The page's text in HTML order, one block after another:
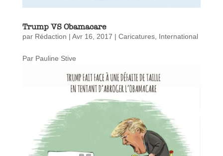
Trump VS Obamacare
par Rédaction | Avr 16, 2017 | Caricatures, International
Par Pauline Stive